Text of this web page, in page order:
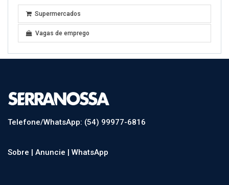
Supermercados
Vagas de emprego
Telefone/WhatsApp: (54) 99977-6816
Sobre | Anuncie | WhatsApp